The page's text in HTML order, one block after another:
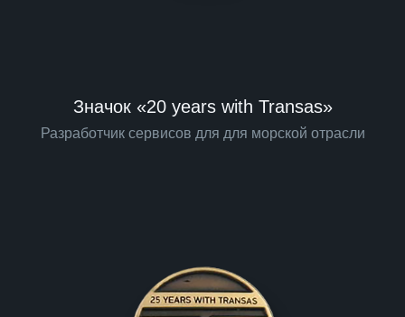
Значок «20 years with Transas»
Разработчик сервисов для для морской отрасли